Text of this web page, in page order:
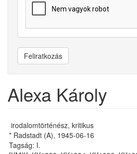
Feliratkozás
Alexa Károly
irodalomtörténész, kritikus
* Radstadt (A), 1945-06-16
Tagság: I.